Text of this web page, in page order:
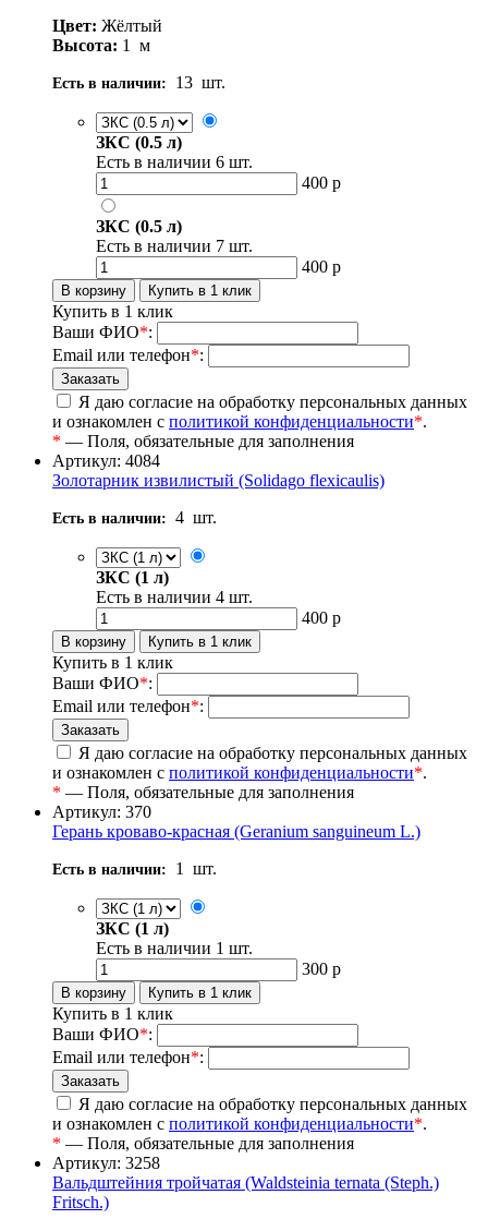
Цвет: Жёлтый
Высота: 1 м
Есть в наличии: 13 шт.
ЗКС (0.5 л)
Есть в наличии 6 шт.
400 р
ЗКС (0.5 л)
Есть в наличии 7 шт.
400 р
Купить в 1 клик
Ваши ФИО*:
Email или телефон*:
Я даю согласие на обработку персональных данных
и ознакомлен с политикой конфиденциальности*.
* — Поля, обязательные для заполнения
Артикул: 4084
Золотарник извилистый (Solidago flexicaulis)
Есть в наличии: 4 шт.
ЗКС (1 л)
Есть в наличии 4 шт.
400 р
Купить в 1 клик
Ваши ФИО*:
Email или телефон*:
Я даю согласие на обработку персональных данных
и ознакомлен с политикой конфиденциальности*.
* — Поля, обязательные для заполнения
Артикул: 370
Герань кроваво-красная (Geranium sanguineum L.)
Есть в наличии: 1 шт.
ЗКС (1 л)
Есть в наличии 1 шт.
300 р
Купить в 1 клик
Ваши ФИО*:
Email или телефон*:
Я даю согласие на обработку персональных данных
и ознакомлен с политикой конфиденциальности*.
* — Поля, обязательные для заполнения
Артикул: 3258
Вальдштейния тройчатая (Waldsteinia ternata (Steph.)
Fritsch.)